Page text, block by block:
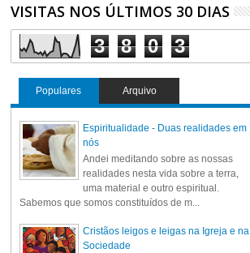
VISITAS NOS ÚLTIMOS 30 DIAS
3 8 0 3
Populares Arquivo
Espiritualidade - Duas realidades em
nós
Andei meditando sobre as nossas
realidades nesta vida sobre a terra,
uma material e outro espiritual.
Sabemos que somos constituídos de m...
Cristãos leigos e leigas na Igreja e na
Sociedade